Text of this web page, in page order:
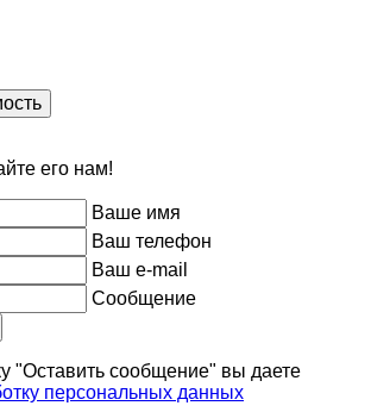
его нам!
Ваше имя
Ваш телефон
Ваш e-mail
Сообщение
"Оставить сообщение" вы даете
персональных данных